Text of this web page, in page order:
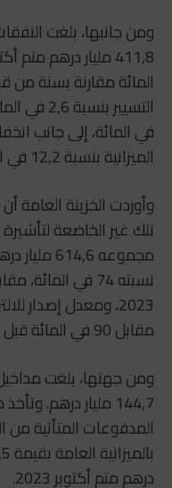
ومن جانبها، بلغت
المائة مقارنة بسنة من
في المائة، إلى جانب
الميزانية بنسبة 12,2 في المائة.
وأوردت الخزينة العامة
تلك غير الخاضعة
مجموعه
مقابل 90 في المائة قبل سنة.
ومن جهتها، بلغت
144,7 مليار درهم.
المدفوعات المتأتية من
درهم متم أكتوبر 2023.